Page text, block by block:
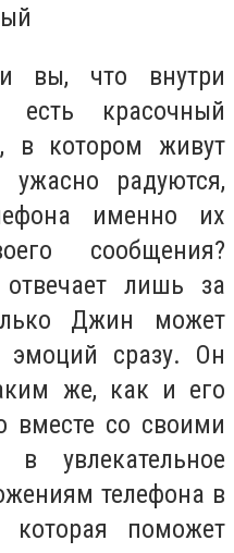
вы, что внутри
есть красочный
в котором живут
радуются,
именно их
сообщения?
лишь за
Джин может
эмоций сразу. Он
же, как и его
вместе со своими
в увлекательное
телефона в
которая поможет